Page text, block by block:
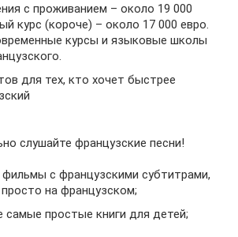
с проживанием – около 19 000
курс (короче) – около 17 000 евро.
курсы и языковые школы
для тех, кто хочет быстрее
слушайте французские песни!
с французскими субтитрами,
на французском;
самые простые книги для детей;